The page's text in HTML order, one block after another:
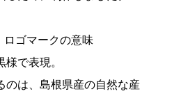
ゴマークの意味
で表現。
は、島根県産の自然な産